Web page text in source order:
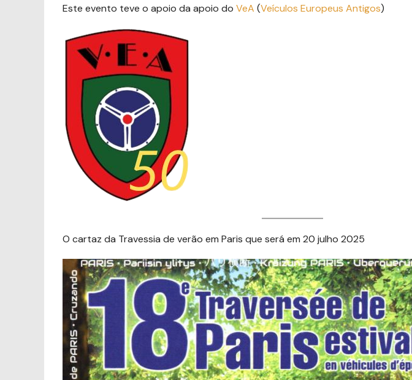
Este evento teve o apoio da apoio do VeA (Veículos Europeus Antigos)
O cartaz da Travessia de verão em Paris que será em 20 julho 2025